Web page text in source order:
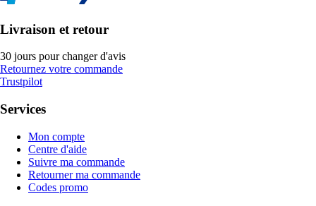
Livraison et retour
30 jours pour changer d'avis
Retournez votre commande
Trustpilot
Services
Mon compte
Centre d'aide
Suivre ma commande
Retourner ma commande
Codes promo